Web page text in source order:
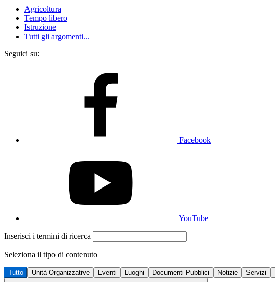
Agricoltura
Tempo libero
Istruzione
Tutti gli argomenti...
Seguici su:
Facebook
YouTube
Inserisci i termini di ricerca
Seleziona il tipo di contenuto
Tutto Unità Organizzative Eventi Luoghi Documenti Pubblici Notizie Servizi